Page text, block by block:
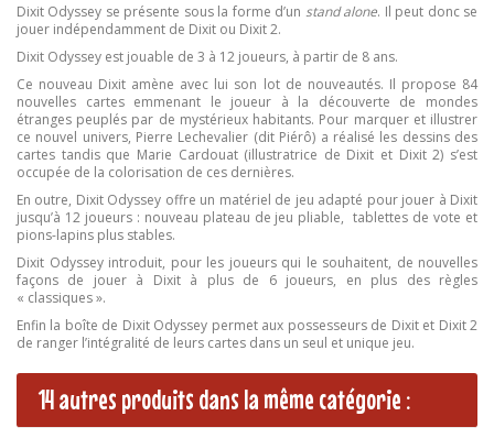
Dixit Odyssey se présente sous la forme d’un stand alone. Il peut donc se
jouer indépendamment de Dixit ou Dixit 2.
Dixit Odyssey est jouable de 3 à 12 joueurs, à partir de 8 ans.
Ce nouveau Dixit amène avec lui son lot de nouveautés. Il propose 84
nouvelles cartes emmenant le joueur à la découverte de mondes
étranges peuplés par de mystérieux habitants. Pour marquer et illustrer
ce nouvel univers, Pierre Lechevalier (dit Piérô) a réalisé les dessins des
cartes tandis que Marie Cardouat (illustratrice de Dixit et Dixit 2) s’est
occupée de la colorisation de ces dernières.
En outre, Dixit Odyssey offre un matériel de jeu adapté pour jouer à Dixit
jusqu’à 12 joueurs : nouveau plateau de jeu pliable, tablettes de vote et
pions-lapins plus stables.
Dixit Odyssey introduit, pour les joueurs qui le souhaitent, de nouvelles
façons de jouer à Dixit à plus de 6 joueurs, en plus des règles
« classiques ».
Enfin la boîte de Dixit Odyssey permet aux possesseurs de Dixit et Dixit 2
de ranger l’intégralité de leurs cartes dans un seul et unique jeu.
14 autres produits dans la même catégorie :